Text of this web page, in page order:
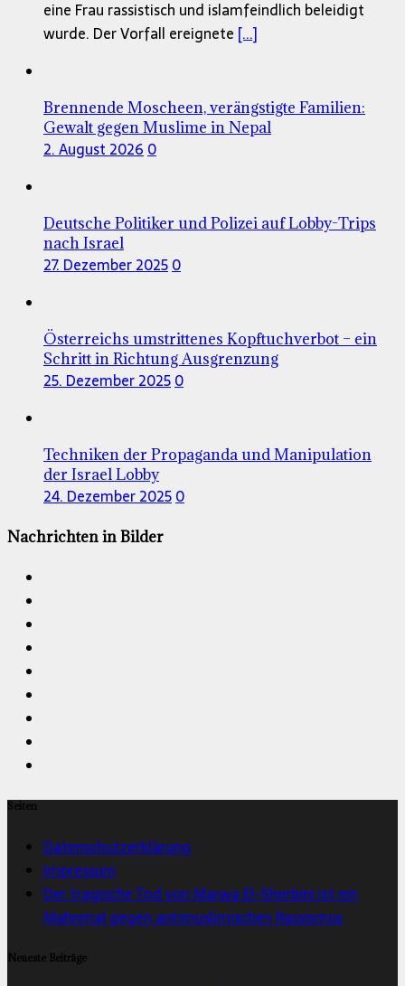
eine Frau rassistisch und islamfeindlich beleidigt
wurde. Der Vorfall ereignete [...]
Brennende Moscheen, verängstigte Familien:
Gewalt gegen Muslime in Nepal
2. August 2026 0
Deutsche Politiker und Polizei auf Lobby-Trips
nach Israel
27. Dezember 20250
Österreichs umstrittenes Kopftuchverbot – ein
Schritt in Richtung Ausgrenzung
25. Dezember 20250
Techniken der Propaganda und Manipulation
der Israel Lobby
24. Dezember 20250
Nachrichten in Bilder
Seiten
Datenschutzerklärung
Impressum
Der tragische Tod von Marwa El-Sherbini ist ein
Mahnmal gegen antimuslimischen Rassismus
Neueste Beiträge